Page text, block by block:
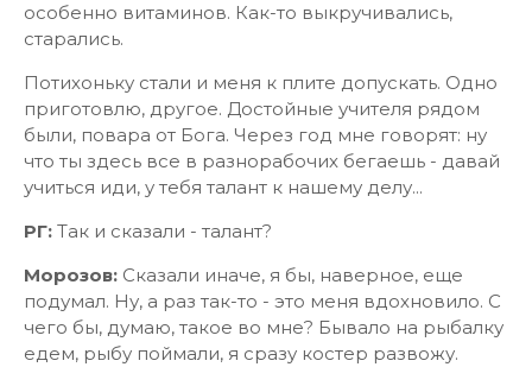
особенно витаминов. Как-то выкручивались,
старались.
Потихоньку стали и меня к плите допускать. Одно
приготовлю, другое. Достойные учителя рядом
были, повара от Бога. Через год мне говорят: ну
что ты здесь все в разнорабочих бегаешь - давай
учиться иди, у тебя талант к нашему делу...
РГ: Так и сказали - талант?
Морозов: Сказали иначе, я бы, наверное, еще
подумал. Ну, а раз так-то - это меня вдохновило. С
чего бы, думаю, такое во мне? Бывало на рыбалку
едем, рыбу поймали, я сразу костер развожу.